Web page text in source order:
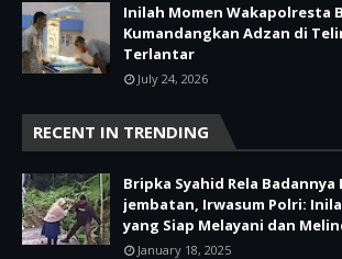
Inilah Momen Wakapolresta
Kumandangkan Adzan di
Terlantar
July 24, 2026
RECENT IN TRENDING
Bripka Syahid Rela
jembatan, Irwasum Polri:
yang Siap Melayani dan
January 18, 2025